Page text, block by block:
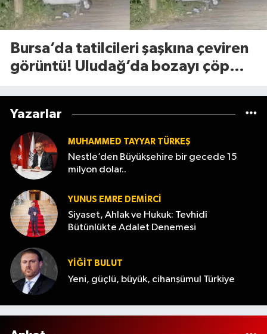
Bursa’da tatilcileri şaşkına çeviren
görüntü! Uludağ’da bozayı çöp
Yazarlar
MUHAMMED TAYYAR TÜRKEŞ
Nestle’den Büyükşehire bir gecede 15
milyon dolar..
YUNUS EMRE DEMIRCI
Siyaset, Ahlak ve Hukuk: Tevhidî
Bütünlükte Adalet Denemesi
YİĞİT BULUT
Yeni, güçlü, büyük, cihanşümul Türkiye